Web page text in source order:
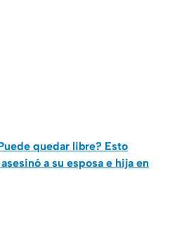
quedar libre? Esto
a su esposa e hija en